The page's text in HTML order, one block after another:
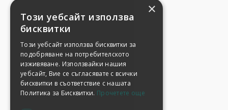
×
Този уебсайт използва
бисквитки
Този уебсайт използва бисквитки за
подобряване на потребителското
изживяване. Използвайки нашия
уебсайт, Вие се съгласявате с всички
бисквитки в съответствие с нашата
Политика за Бисквитки. Прочетете още